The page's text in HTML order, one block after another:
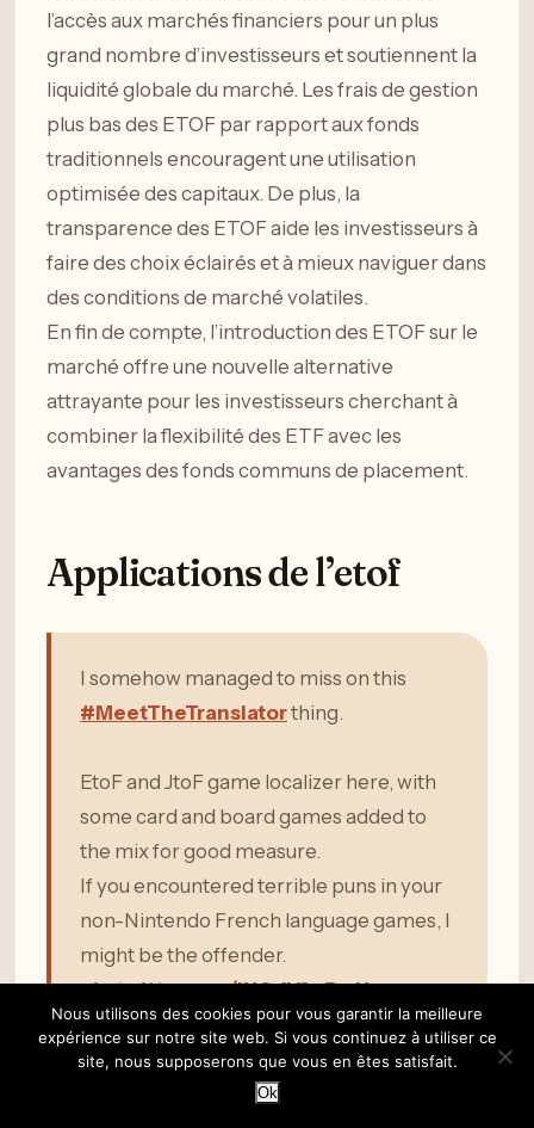
l’accès aux marchés financiers pour un plus
grand nombre d’investisseurs et soutiennent la
liquidité globale du marché. Les frais de gestion
plus bas des ETOF par rapport aux fonds
traditionnels encouragent une utilisation
optimisée des capitaux. De plus, la
transparence des ETOF aide les investisseurs à
faire des choix éclairés et à mieux naviguer dans
des conditions de marché volatiles.
En fin de compte, l’introduction des ETOF sur le
marché offre une nouvelle alternative
attrayante pour les investisseurs cherchant à
combiner la flexibilité des ETF avec les
avantages des fonds communs de placement.
Applications de l’etof
I somehow managed to miss on this
#MeetTheTranslatorthing.
EtoF and JtoF game localizer here, with
some card and board games added to
the mix for good measure.
If you encountered terrible puns in your
non-Nintendo French language games, I
might be the offender.
pic.twitter.com/iUO4Y3oPwU
— Kevin Martin (ヒグマル) (@higumaru_loc)
October 5, 2018
Nous utilisons des cookies pour vous garantir la meilleure
expérience sur notre site web. Si vous continuez à utiliser ce
site, nous supposerons que vous en êtes satisfait.
Ok